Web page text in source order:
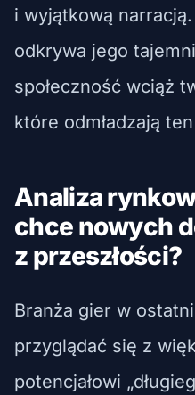
i wyjątkową
odkrywa jego
społeczność wciąż
które odmładzają
Analiza
chce nowych
z przeszłości?
Branża gier w
przyglądać się z
potencjałowi